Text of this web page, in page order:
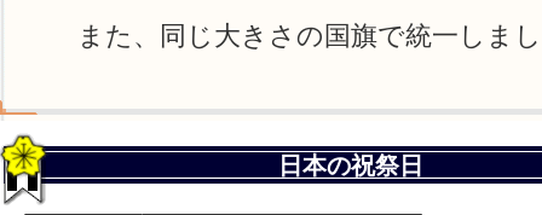
また、同じ大きさの国旗で統一しま
日本の祝祭日